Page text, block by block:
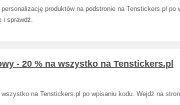
personalizację produktów na podstronie na Tenstickers.pl po
i sprawdź.
- 20 % na wszystko na Tenstickers.pl
wszystko na Tenstickers.pl po wpisaniu kodu. Wejdź na